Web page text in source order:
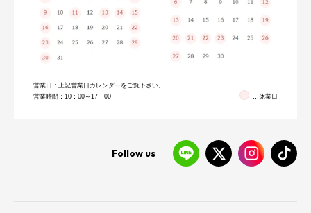
営業日：上記営業日カレンダーをご覧下さい。
営業時間：10：00～17：00
…休業日
Follow us